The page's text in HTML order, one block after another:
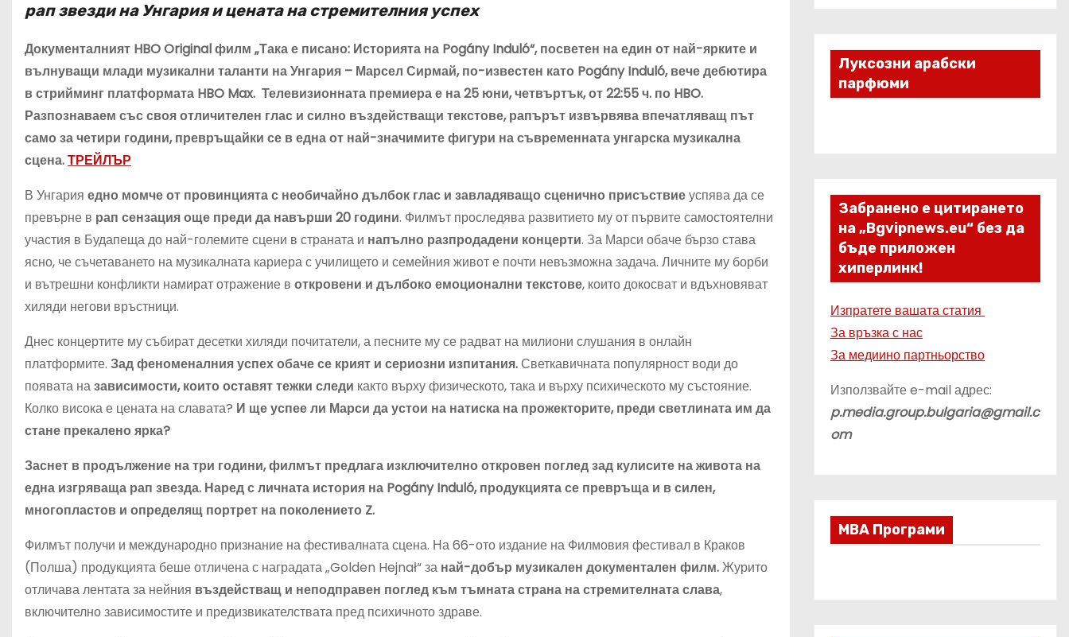
рап звезди на Унгария и цената на стремителния успех
Документалният HBO Original филм „Така е писано: Историята на Pogány Induló“, посветен на един от най-ярките и
вълнуващи млади музикални таланти на Унгария – Марсел Сирмай, по-известен като Pogány Induló, вече дебютира
в стрийминг платформата HBO Max. Телевизионната премиера е на 25 юни, четвъртък, от 22:55 ч. по HBO.
Разпознаваем със своя отличителен глас и силно въздействащи текстове, рапърът извървява впечатляващ път
само за четири години, превръщайки се в една от най-значимите фигури на съвременната унгарска музикална
сцена.ТРЕЙЛЪР
В Унгария едно момче от провинцията с необичайно дълбок глас и завладяващо сценично присъствиеуспява да се
превърне в рап сензация още преди да навърши 20 години. Филмът проследява развитието му от първите самостоятелни
участия в Будапеща до най-големите сцени в страната и напълно разпродадени концерти. За Марси обаче бързо става
ясно, че съчетаването на музикалната кариера с училището и семейния живот е почти невъзможна задача. Личните му борби
и вътрешни конфликти намират отражение в откровени и дълбоко емоционални текстове, които докосват и вдъхновяват
хиляди негови връстници.
Днес концертите му събират десетки хиляди почитатели, а песните му се радват на милиони слушания в онлайн
платформите. Зад феноменалния успех обаче се крият и сериозни изпитания.Светкавичната популярност води до
появата назависимости, които оставят тежки следи както върху физическото, така и върху психическото му състояние.
Колко висока е цената на славата? И ще успее ли Марси да устои на натиска на прожекторите, преди светлината им да
стане прекалено ярка?
Заснет в продължение на три години, филмът предлага изключително откровен поглед зад кулисите на живота на
една изгряваща рап звезда. Наред с личната история на Pogány Induló, продукцията се превръща и в силен,
многопластов и определящ портрет на поколението Z.
Филмът получи и международно признание на фестивалната сцена. На 66-ото издание на Филмовия фестивал в Краков
(Полша) продукцията беше отличена с наградата „Golden Hejnał“ за най-добър музикален документален филм.Журито
отличава лентата за нейния въздействащ и неподправен поглед към тъмната страна на стремителната слава,
включително зависимостите и предизвикателствата пред психичното здраве.
Луксозни арабски
парфюми
Забранено е цитирането
на „Bgvipnews.eu“ без да
бъде приложен
хиперлинк!
Изпратете вашата статия
За връзка с нас
За медиино партньорство
Използвайте e-mail адрес:
p.media.group.bulgaria@gmail.c
om
МВА Програми